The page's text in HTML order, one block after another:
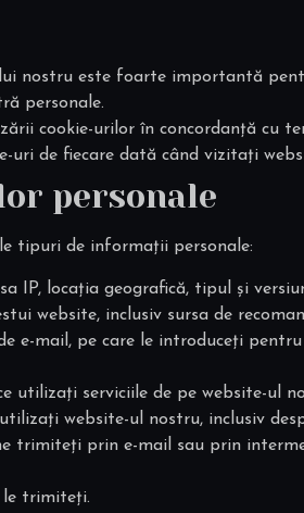
nostru este foarte importantă
personale.
cookie-urilor în concordanță cu
uri de fiecare dată când vizitați
personale
tipuri de informații personale:
IP, locația geografică, tipul și
website, inclusiv sursa de
e-mail, pe care le introduceți
utilizați serviciile de pe website-ul
website-ul nostru, inclusiv
trimiteți prin e-mail sau prin
le trimiteți.